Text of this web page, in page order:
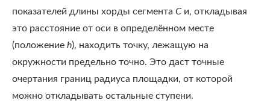
показателей длины хорды сегмента С и, откладывая
это расстояние от оси в определённом месте
(положение h), находить точку, лежащую на
окружности предельно точно. Это даст точные
очертания границ радиуса площадки, от которой
можно откладывать остальные ступени.